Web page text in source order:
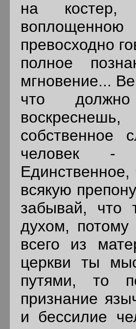
на костер,
превосходно
полное
мгновение...
что
собственное
человек -
всякую
забывай, что
духом,
всего из
церкви ты
путями, то
признание
и бессилие